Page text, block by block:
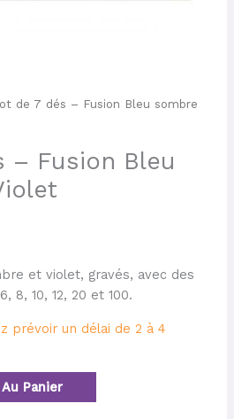
de 7 dés – Fusion Bleu sombre
– Fusion Bleu
et violet, gravés, avec des
8, 10, 12, 20 et 100.
prévoir un délai de 2 à 4
Panier